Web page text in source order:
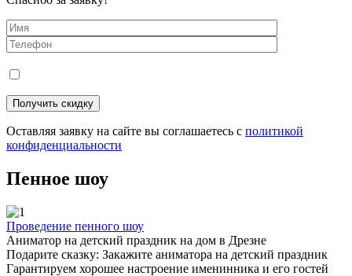
Оставляя заявку на сайте вы соглашаетесь с политикой
конфиденциальности
Пенное шоу
Проведение пенного шоу
Аниматор на детский праздник на дом в Дрезне
Подарите сказку: Закажите аниматора на детский праздник
Гарантируем хорошее настроение именинника и его гостей